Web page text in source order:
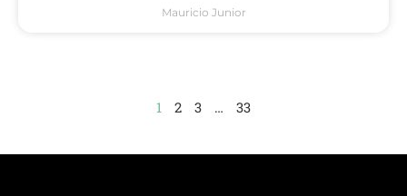
Mauricio Junior
1 2 3 … 33